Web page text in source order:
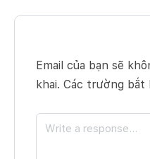
Email của bạn sẽ
khai. Các trường bắt